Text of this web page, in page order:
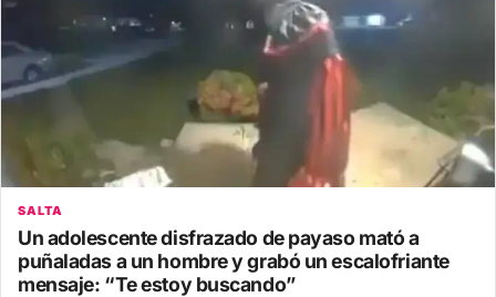
SALTA
Un adolescente disfrazado de payaso mató a
puñaladas a un hombre y grabó un escalofriante
mensaje: “Te estoy buscando”